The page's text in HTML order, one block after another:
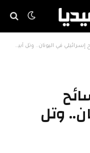
في اليونان.. وتل أبيب تعلّق
وتل